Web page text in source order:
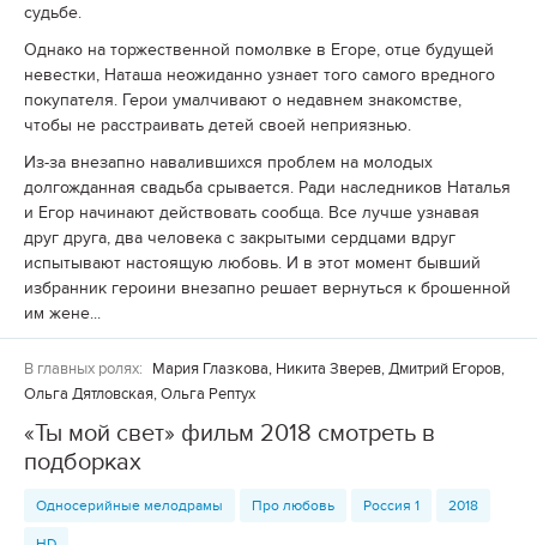
судьбе.
Однако на торжественной помолвке в Егоре, отце будущей
невестки, Наташа неожиданно узнает того самого вредного
покупателя. Герои умалчивают о недавнем знакомстве,
чтобы не расстраивать детей своей неприязнью.
Из-за внезапно навалившихся проблем на молодых
долгожданная свадьба срывается. Ради наследников Наталья
и Егор начинают действовать сообща. Все лучше узнавая
друг друга, два человека с закрытыми сердцами вдруг
испытывают настоящую любовь. И в этот момент бывший
избранник героини внезапно решает вернуться к брошенной
им жене...
В главных ролях:
Мария Глазкова, Никита Зверев, Дмитрий Егоров,
Ольга Дятловская, Ольга Рептух
«Ты мой свет» фильм 2018 смотреть в
подборках
Односерийные мелодрамы Про любовь Россия 1 2018